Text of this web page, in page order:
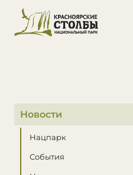
В этом разделе
Новости
Нацпарк
События